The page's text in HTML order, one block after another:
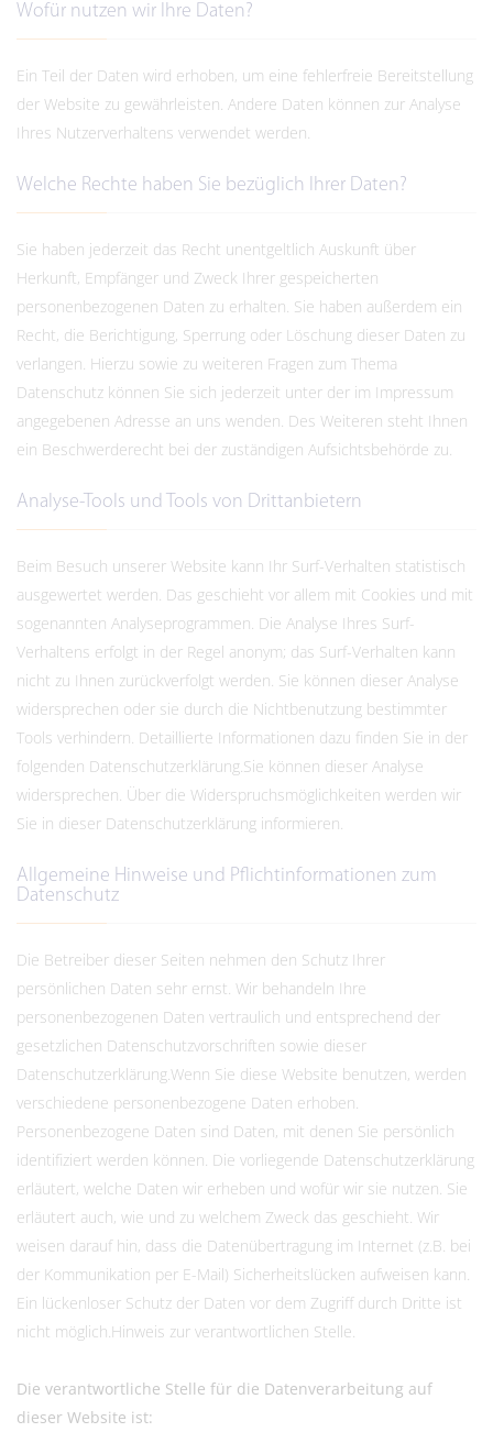
Wofür nutzen wir Ihre Daten?
Ein Teil der Daten wird erhoben, um eine fehlerfreie Bereitstellung
der Website zu gewährleisten. Andere Daten können zur Analyse
Ihres Nutzerverhaltens verwendet werden.
Welche Rechte haben Sie bezüglich Ihrer Daten?
Sie haben jederzeit das Recht unentgeltlich Auskunft über
Herkunft, Empfänger und Zweck Ihrer gespeicherten
personenbezogenen Daten zu erhalten. Sie haben außerdem ein
Recht, die Berichtigung, Sperrung oder Löschung dieser Daten zu
verlangen. Hierzu sowie zu weiteren Fragen zum Thema
Datenschutz können Sie sich jederzeit unter der im Impressum
angegebenen Adresse an uns wenden. Des Weiteren steht Ihnen
ein Beschwerderecht bei der zuständigen Aufsichtsbehörde zu.
Analyse-Tools und Tools von Drittanbietern
Beim Besuch unserer Website kann Ihr Surf-Verhalten statistisch
ausgewertet werden. Das geschieht vor allem mit Cookies und mit
sogenannten Analyseprogrammen. Die Analyse Ihres Surf-
Verhaltens erfolgt in der Regel anonym; das Surf-Verhalten kann
nicht zu Ihnen zurückverfolgt werden. Sie können dieser Analyse
widersprechen oder sie durch die Nichtbenutzung bestimmter
Tools verhindern. Detaillierte Informationen dazu finden Sie in der
folgenden Datenschutzerklärung.Sie können dieser Analyse
widersprechen. Über die Widerspruchsmöglichkeiten werden wir
Sie in dieser Datenschutzerklärung informieren.
Allgemeine Hinweise und Pflichtinformationen zum
Datenschutz
Die Betreiber dieser Seiten nehmen den Schutz Ihrer
persönlichen Daten sehr ernst. Wir behandeln Ihre
personenbezogenen Daten vertraulich und entsprechend der
gesetzlichen Datenschutzvorschriften sowie dieser
Datenschutzerklärung.Wenn Sie diese Website benutzen, werden
verschiedene personenbezogene Daten erhoben.
Personenbezogene Daten sind Daten, mit denen Sie persönlich
identifiziert werden können. Die vorliegende Datenschutzerklärung
erläutert, welche Daten wir erheben und wofür wir sie nutzen. Sie
erläutert auch, wie und zu welchem Zweck das geschieht. Wir
weisen darauf hin, dass die Datenübertragung im Internet (z.B. bei
der Kommunikation per E-Mail) Sicherheitslücken aufweisen kann.
Ein lückenloser Schutz der Daten vor dem Zugriff durch Dritte ist
nicht möglich.Hinweis zur verantwortlichen Stelle.
Die verantwortliche Stelle für die Datenverarbeitung auf
dieser Website ist: